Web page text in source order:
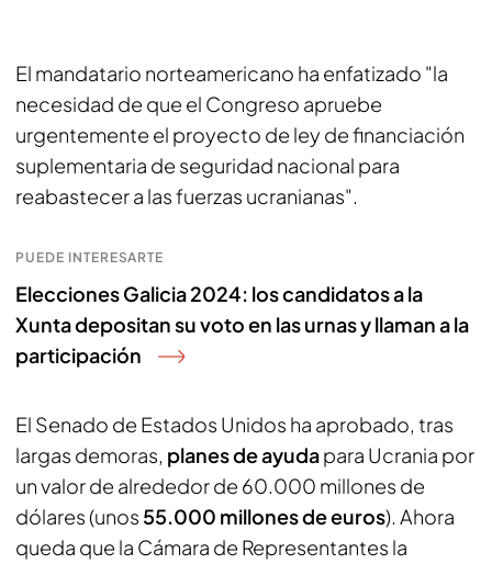
El mandatario norteamericano ha enfatizado "la
necesidad de que el Congreso apruebe
urgentemente el proyecto de ley de financiación
suplementaria de seguridad nacional para
reabastecer a las fuerzas ucranianas".
PUEDE INTERESARTE
Elecciones Galicia 2024: los candidatos a la
Xunta depositan su voto en las urnas y llaman a la
participación
El Senado de Estados Unidos ha aprobado, tras
largas demoras, planes de ayudapara Ucrania por
un valor de alrededor de 60.000 millones de
dólares (unos 55.000 millones de euros). Ahora
queda que la Cámara de Representantes la